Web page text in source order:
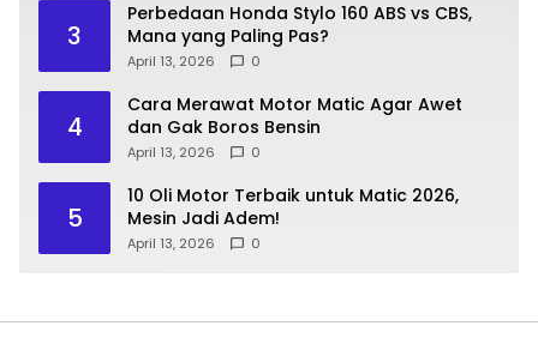
3
Perbedaan Honda Stylo 160 ABS vs CBS,
Mana yang Paling Pas?
April 13, 2026 0
4
Cara Merawat Motor Matic Agar Awet
dan Gak Boros Bensin
April 13, 2026 0
5
10 Oli Motor Terbaik untuk Matic 2026,
Mesin Jadi Adem!
April 13, 2026 0